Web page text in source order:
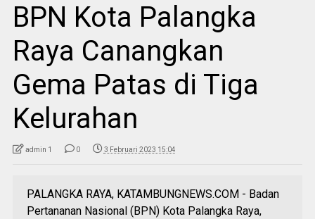
BPN Kota Palangka
Raya Canangkan
Gema Patas di Tiga
Kelurahan
admin 1 0 3 Februari 2023 15:04
PALANGKA RAYA, KATAMBUNGNEWS.COM - Badan
Pertananan Nasional (BPN) Kota Palangka Raya,